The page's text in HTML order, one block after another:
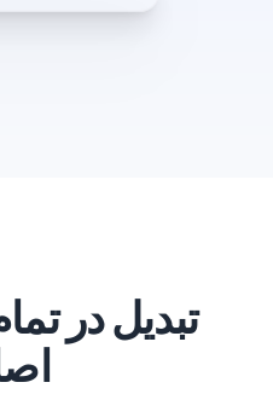
تبدیل در